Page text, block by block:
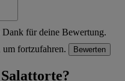
Dank für deine Bewertung.
fortzufahren.
Bewerten